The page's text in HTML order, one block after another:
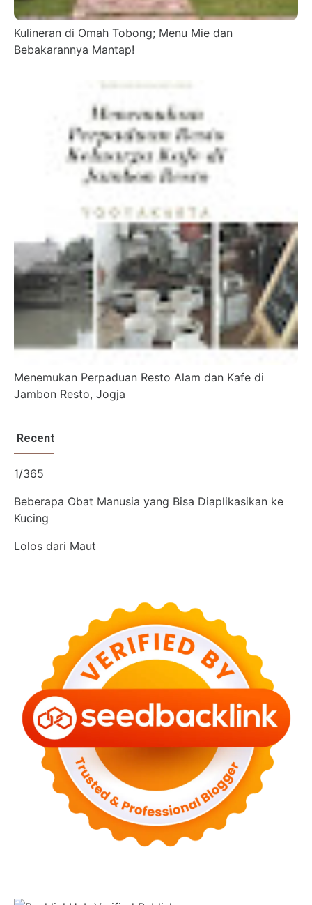
Kulineran di Omah Tobong; Menu Mie dan
Bebakarannya Mantap!
Menemukan Perpaduan Resto Alam dan Kafe di
Jambon Resto, Jogja
Recent
1/365
Beberapa Obat Manusia yang Bisa Diaplikasikan ke
Kucing
Lolos dari Maut